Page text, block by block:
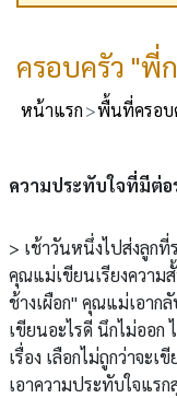
ครอบครัว "พี่
หน้าแรก พื้นที่ครอบ
ความประทับใจที่มีต่อ
> เช้าวันหนึ่งไปส่งลูกที่
คุณแม่เขียนเรียงความ
ช้างเผือก" คุณแม่เอาก
เขียนอะไรดี นึกไม่ออ
เรื่อง เลือกไม่ถูกว่าจะ
เอาความประทับใจแร